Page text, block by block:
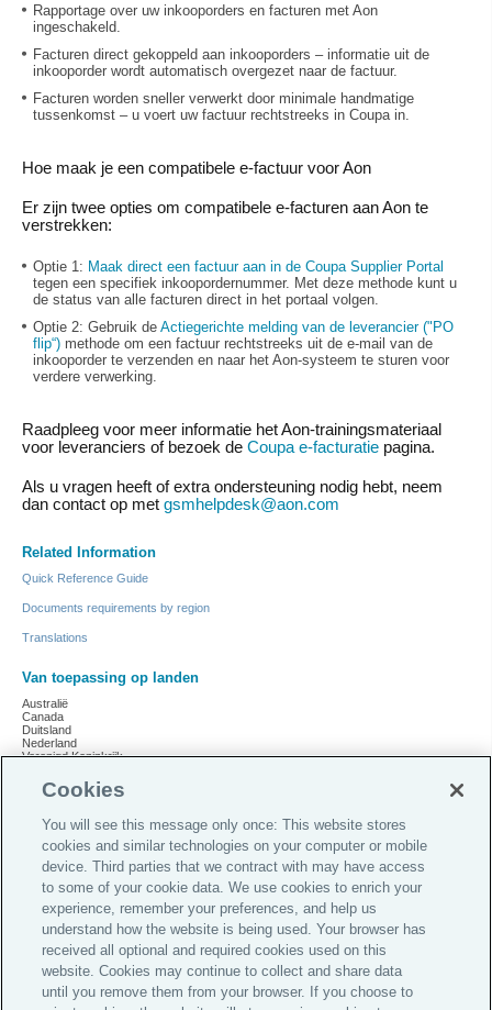
Rapportage over uw inkooporders en facturen met Aon
ingeschakeld.
Facturen direct gekoppeld aan inkooporders – informatie uit de
inkooporder wordt automatisch overgezet naar de factuur.
Facturen worden sneller verwerkt door minimale handmatige
tussenkomst – u voert uw factuur rechtstreeks in Coupa in.
Hoe maak je een compatibele e-factuur voor Aon
Er zijn twee opties om compatibele e-facturen aan Aon te
verstrekken:
Optie 1: Maak direct een factuur aan in de Coupa Supplier Portal
tegen een specifiek inkoopordernummer. Met deze methode kunt u
de status van alle facturen direct in het portaal volgen.
Optie 2: Gebruik de Actiegerichte melding van de leverancier ("PO
flip“) methode om een factuur rechtstreeks uit de e-mail van de
inkooporder te verzenden en naar het Aon-systeem te sturen voor
verdere verwerking.
Raadpleeg voor meer informatie het Aon-trainingsmateriaal
voor leveranciers of bezoek de Coupa e-facturatie pagina.
Als u vragen heeft of extra ondersteuning nodig hebt, neem
dan contact op met gsmhelpdesk@aon.com
Related Information
Quick Reference Guide
Documents requirements by region
Translations
Van toepassing op landen
Australië
Canada
Duitsland
Nederland
Verenigd Koninkrijk
Do Not Sell or Share My Personal Information |
Cookie Preferences |
Careers
Investor Relations
Legal
Privacy
Cookies
You will see this message only once: This website stores
cookies and similar technologies on your computer or mobile
device. Third parties that we contract with may have access
to some of your cookie data. We use cookies to enrich your
experience, remember your preferences, and help us
understand how the website is being used. Your browser has
received all optional and required cookies used on this
website. Cookies may continue to collect and share data
until you remove them from your browser. If you choose to